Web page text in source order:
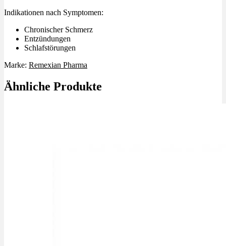
Indikationen nach Symptomen:
Chronischer Schmerz
Entzündungen
Schlafstörungen
Marke: Remexian Pharma
Ähnliche Produkte